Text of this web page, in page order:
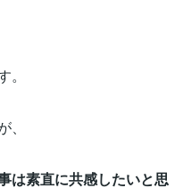
は素直に共感したいと思